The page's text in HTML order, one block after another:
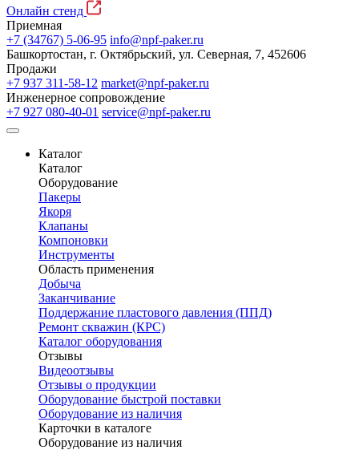
Онлайн стенд
Приемная
+7 (34767) 5-06-95 info@npf-paker.ru
Башкортостан, г. Октябрьский, ул. Северная, 7, 452606
Продажи
+7 937 311-58-12 market@npf-paker.ru
Инженерное сопровождение
+7 927 080-40-01 service@npf-paker.ru
Каталог
Каталог
Оборудование
Пакеры
Якоря
Клапаны
Компоновки
Инструменты
Область применения
Добыча
Заканчивание
Поддержание пластового давления (ППД)
Ремонт скважин (КРС)
Каталог оборудования
Отзывы
Видеоотзывы
Отзывы о продукции
Оборудование быстрой поставки
Оборудование из наличия
Карточки в каталоге
Оборудование из наличия